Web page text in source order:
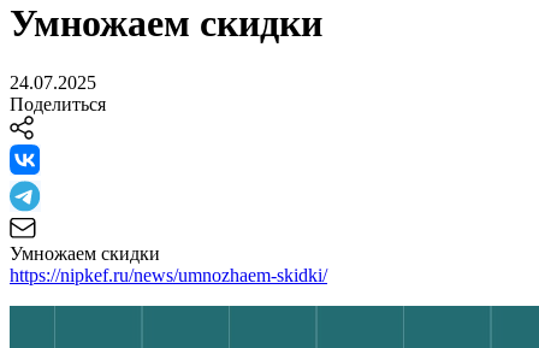
Умножаем скидки
24.07.2025
Поделиться
Умножаем скидки
https://nipkef.ru/news/umnozhaem-skidki/